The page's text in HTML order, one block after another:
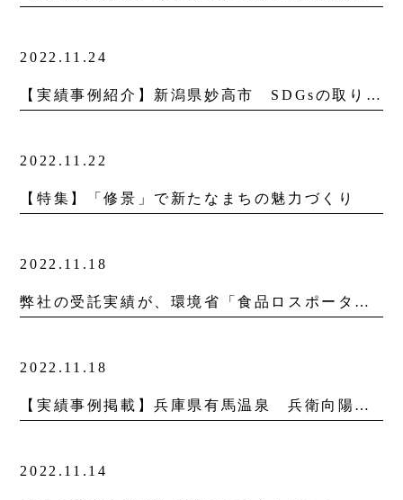
2022.11.24
【実績事例紹介】新潟県妙高市 SDGsの取り組み啓発ツール制作
2022.11.22
【特集】「修景」で新たなまちの魅力づくり
2022.11.18
弊社の受託実績が、環境省「食品ロスポータルサイト」に掲載されました。
2022.11.18
【実績事例掲載】兵庫県有馬温泉 兵衛向陽閣様
2022.11.14